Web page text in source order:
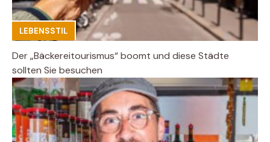
LEBENSSTIL
Der „Bäckereitourismus“ boomt und diese Städte
sollten Sie besuchen